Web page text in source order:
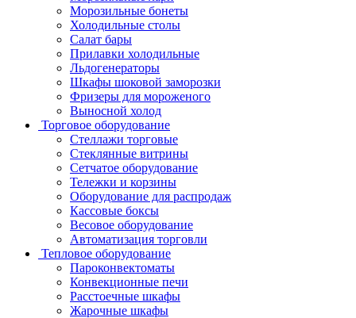
Морозильные бонеты
Холодильные столы
Салат бары
Прилавки холодильные
Льдогенераторы
Шкафы шоковой заморозки
Фризеры для мороженого
Выносной холод
Торговое оборудование
Стеллажи торговые
Стеклянные витрины
Сетчатое оборудование
Тележки и корзины
Оборудование для распродаж
Кассовые боксы
Весовое оборудование
Автоматизация торговли
Тепловое оборудование
Пароконвектоматы
Конвекционные печи
Расстоечные шкафы
Жарочные шкафы